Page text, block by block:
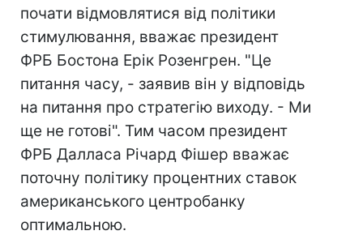
почати відмовлятися від політики
стимулювання, вважає президент
ФРБ Бостона Ерік Розенгрен. "Це
питання часу, - заявив він у відповідь
на питання про стратегію виходу. - Ми
ще не готові". Тим часом президент
ФРБ Далласа Річард Фішер вважає
поточну політику процентних ставок
американського центробанку
оптимальною.